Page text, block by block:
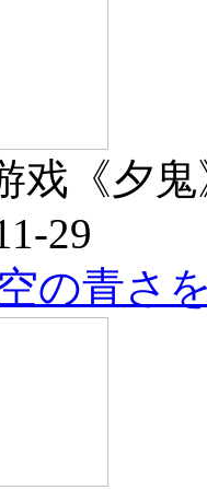
戏《夕
29
の青さ